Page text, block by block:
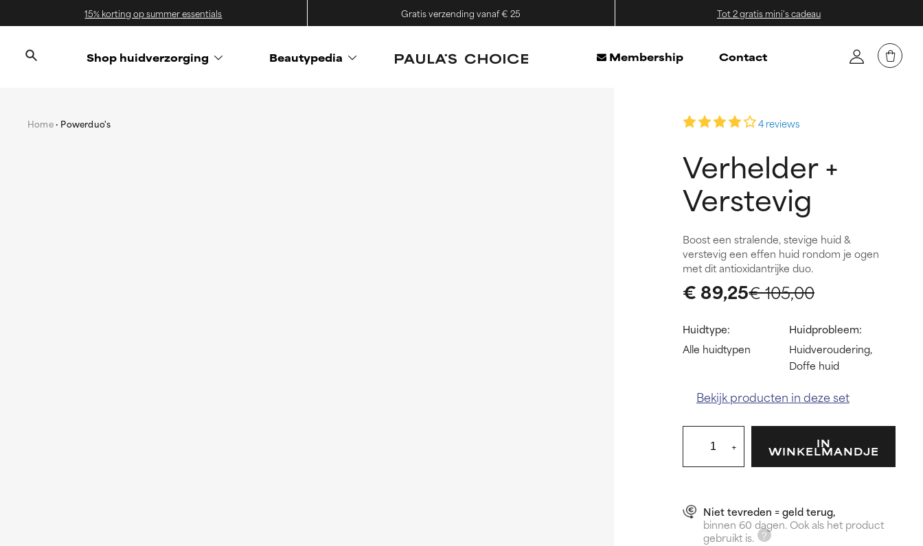
15% korting op summer essentials Gratis verzending vanaf € 25 Tot 2 gratis mini's cadeau
Shop huidverzorging Beautypedia Membership Contact
Home Powerduo's 4 reviews
Verhelder +
Verstevig
Boost een stralende, stevige huid &
verstevig een effen huid rondom je ogen
met dit antioxidantrijke duo.
€ 105,00
€ 89,25
Huidtype:
Alle huidtypen
Huidprobleem:
Huidveroudering,
Doffe huid
Bekijk producten in deze set
+ IN
WINKELMANDJE
Niet tevreden = geld terug,
binnen 60 dagen. Ook als het product
gebruikt is.